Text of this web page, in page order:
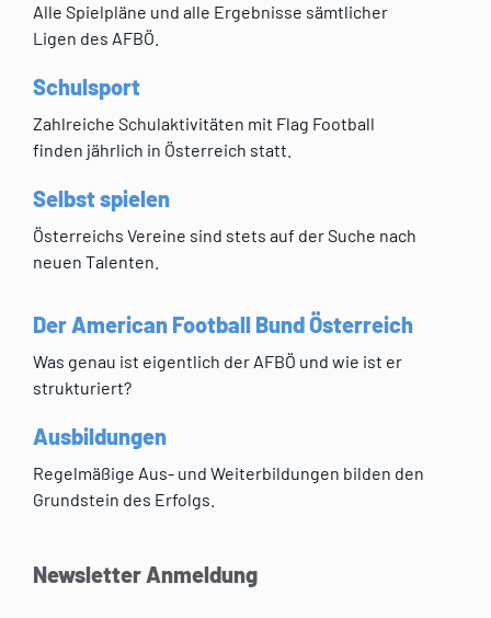
Alle Spielpläne und alle Ergebnisse sämtlicher
Ligen des AFBÖ.
Schulsport
Zahlreiche Schulaktivitäten mit Flag Football
finden jährlich in Österreich statt.
Selbst spielen
Österreichs Vereine sind stets auf der Suche nach
neuen Talenten.
Der American Football Bund Österreich
Was genau ist eigentlich der AFBÖ und wie ist er
strukturiert?
Ausbildungen
Regelmäßige Aus- und Weiterbildungen bilden den
Grundstein des Erfolgs.
Newsletter Anmeldung